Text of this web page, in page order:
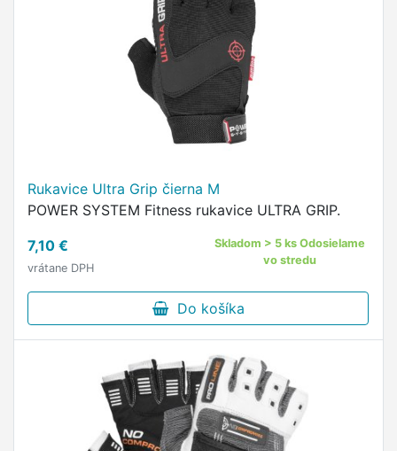
Rukavice Ultra Grip čierna M
POWER SYSTEM Fitness rukavice ULTRA GRIP.
7,10 €
vrátane DPH
Skladom > 5 ks Odosielame
vo stredu
Do košíka